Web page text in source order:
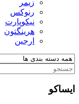
زیمر
رنوکس
نیکوپارت
هرینگتون
ارجین
ایساکو